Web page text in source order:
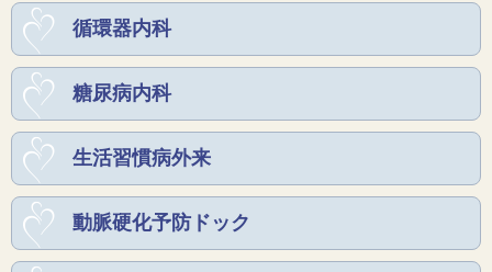
循環器内科
糖尿病内科
生活習慣病外来
動脈硬化予防ドック